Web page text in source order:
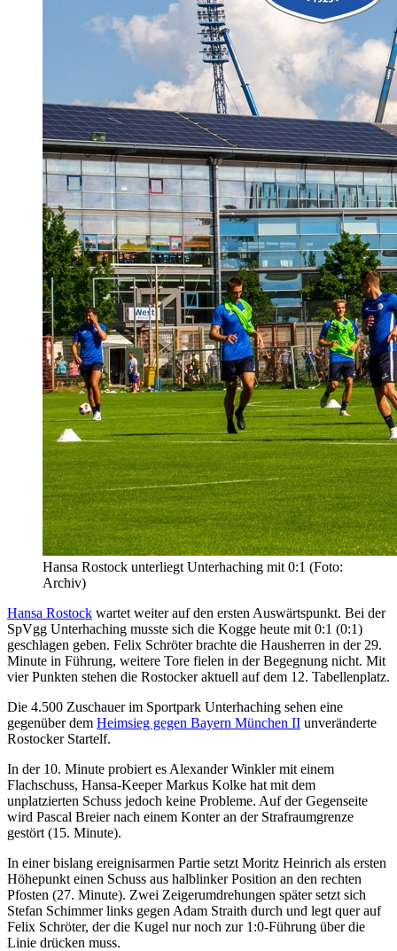
Hansa Rostock unterliegt Unterhaching mit 0:1 (Foto:
Archiv)
Hansa Rostock wartet weiter auf den ersten Auswärtspunkt. Bei der
SpVgg Unterhaching musste sich die Kogge heute mit 0:1 (0:1)
geschlagen geben. Felix Schröter brachte die Hausherren in der 29.
Minute in Führung, weitere Tore fielen in der Begegnung nicht. Mit
vier Punkten stehen die Rostocker aktuell auf dem 12. Tabellenplatz.
Die 4.500 Zuschauer im Sportpark Unterhaching sehen eine
gegenüber dem Heimsieg gegen Bayern München II unveränderte
Rostocker Startelf.
In der 10. Minute probiert es Alexander Winkler mit einem
Flachschuss, Hansa-Keeper Markus Kolke hat mit dem
unplatzierten Schuss jedoch keine Probleme. Auf der Gegenseite
wird Pascal Breier nach einem Konter an der Strafraumgrenze
gestört (15. Minute).
In einer bislang ereignisarmen Partie setzt Moritz Heinrich als ersten
Höhepunkt einen Schuss aus halblinker Position an den rechten
Pfosten (27. Minute). Zwei Zeigerumdrehungen später setzt sich
Stefan Schimmer links gegen Adam Straith durch und legt quer auf
Felix Schröter, der die Kugel nur noch zur 1:0-Führung über die
Linie drücken muss.